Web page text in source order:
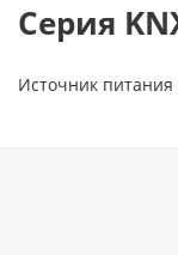
Серия
Источник